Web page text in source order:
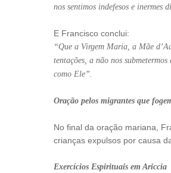
nos sentimos indefesos e inermes
E Francisco conclui:
“Que a Virgem Maria, a Mãe
tentações, a não nos
como Ele”.
Oração pelos migrantes que
No final da oração mariana,
crianças expulsos por causa
Exercícios Espirituais em Ariccia